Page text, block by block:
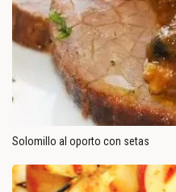
Solomillo al oporto con setas